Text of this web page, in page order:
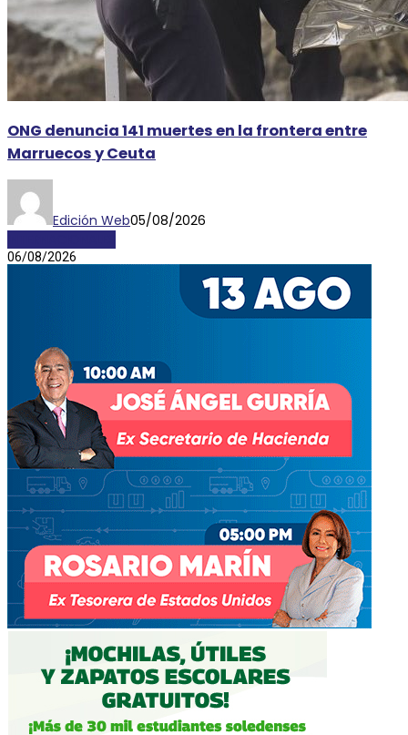
ONG denuncia 141 muertes en la frontera entre
Marruecos y Ceuta
Edición Web05/08/2026
06/08/2026